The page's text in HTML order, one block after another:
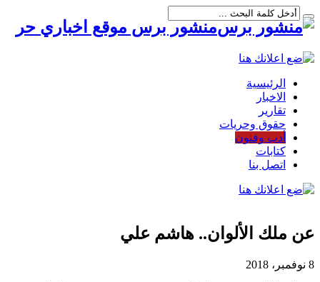
منشور برس موقع اخباري حر
الرئيسية
الاخبار
تقارير
حقوق وحريات
أدب وفنون
كتابات
اتصل بنا
عن ملك الألوان.. هاشم علي
8 نوفمبر، 2018